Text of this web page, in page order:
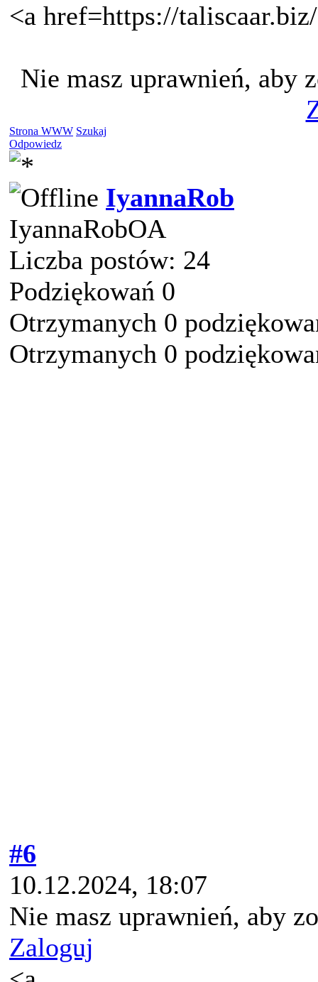
<a href=https://
Nie masz uprawnień, aby
Strona WWW Szukaj
Odpowiedz
IyannaRob
IyannaRobOA
Liczba postów: 24
Podziękowań 0
Otrzymanych 0
Otrzymanych 0
#6
10.12.2024, 18:07
Nie masz uprawnień, aby
Zaloguj